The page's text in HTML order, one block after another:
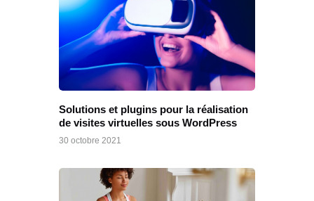
Solutions et plugins pour la réalisation
de visites virtuelles sous WordPress
30 octobre 2021